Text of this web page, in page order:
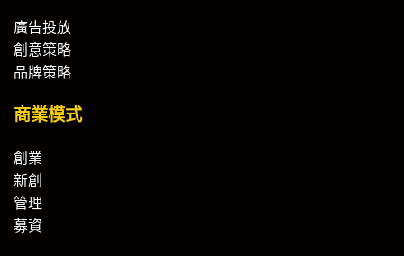
廣告投放
創意策略
品牌策略
商業模式
創業
新創
管理
募資